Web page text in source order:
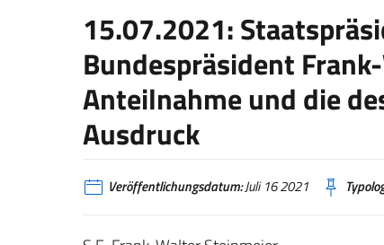
15.07.2021:
Bundespräsident
Anteilnahme und die
Ausdruck
Veröffentlichungsdatum:Juli 16 2021